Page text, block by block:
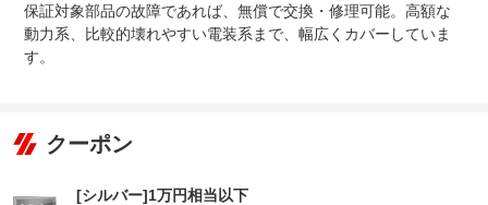
保証対象部品の故障であれば、無償で交換・修理可能。高額な
動力系、比較的壊れやすい電装系まで、幅広くカバーしていま
す。
クーポン
[シルバー]1万円相当以下